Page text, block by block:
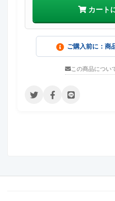
カート
ご購入前に：商
この商品につい